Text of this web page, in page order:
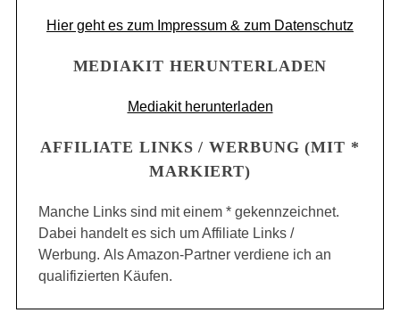
Hier geht es zum Impressum & zum Datenschutz
MEDIAKIT HERUNTERLADEN
Mediakit herunterladen
AFFILIATE LINKS / WERBUNG (MIT *
MARKIERT)
Manche Links sind mit einem * gekennzeichnet.
Dabei handelt es sich um Affiliate Links /
Werbung. Als Amazon-Partner verdiene ich an
qualifizierten Käufen.